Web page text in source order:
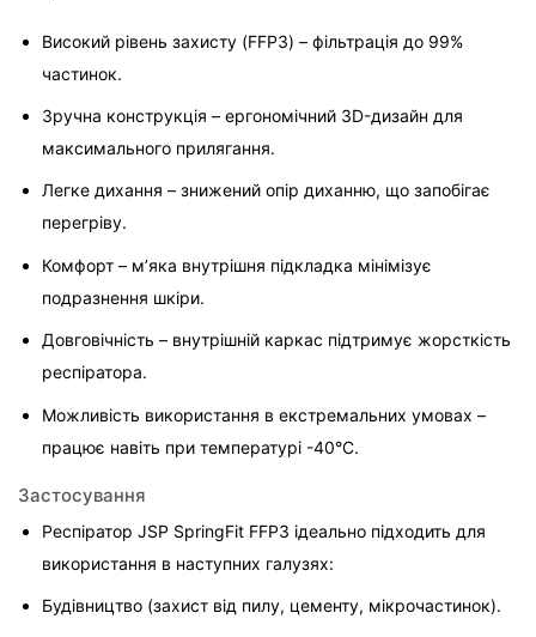
Високий рівень захисту (FFP3) – фільтрація до 99%
частинок.
Зручна конструкція – ергономічний 3D-дизайн для
максимального прилягання.
Легке дихання – знижений опір диханню, що запобігає
перегріву.
Комфорт – м’яка внутрішня підкладка мінімізує
подразнення шкіри.
Довговічність – внутрішній каркас підтримує жорсткість
респіратора.
Можливість використання в екстремальних умовах –
працює навіть при температурі -40°C.
Застосування
Респіратор JSP SpringFit FFP3 ідеально підходить для
використання в наступних галузях:
Будівництво (захист від пилу, цементу, мікрочастинок).